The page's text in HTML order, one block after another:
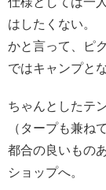
はしたくない。
かと言って、ピ
ではキャンプと
ちゃんとしたテ
（タープも兼ね
都合の良いもの
ショップへ。